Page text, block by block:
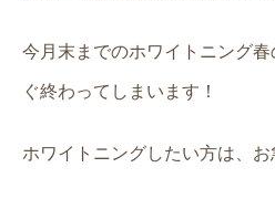
今月末までのホワイトニング
ぐ終わってしまいます！
ホワイトニングしたい方は、